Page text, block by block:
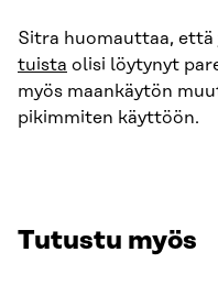
Sitra huomauttaa, että
tuista olisi löytynyt
myös maankäytön
pikimmiten käyttöön.
Tutustu myös